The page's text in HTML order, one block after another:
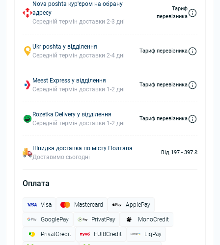
Nova poshta кур'єром на обрану
адресу
Середній термін доставки 2-3 дні
Тариф
перевізника
Ukr poshta у відділення
Середній термін доставки 2-4 дні
Тариф перевізника
Meest Express у відділення
Середній термін доставки 1-2 дні
Тариф перевізника
Rozetka Delivery у відділення
Середній термін доставки 1-2 дні
Тариф перевізника
Швидка доставка по місту Полтава
Доставимо сьогодні
Від 197 - 397 ₴
Оплата
Visa Mastercard ApplePay
GooglePay PrivatPay MonoCredit
PrivatCredit FUIBCredit LiqPay